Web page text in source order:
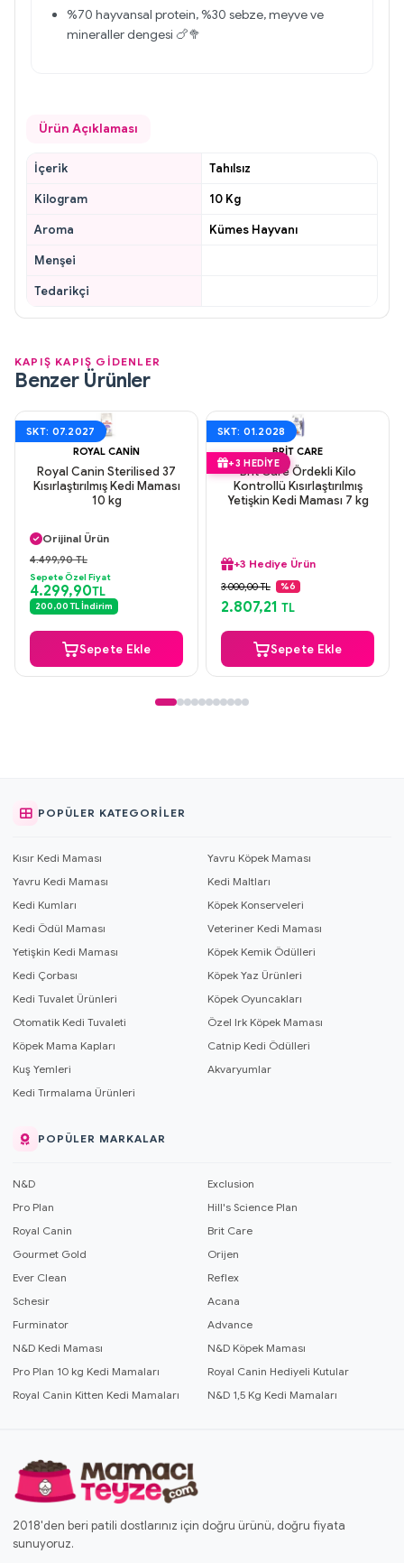
%70 hayvansal protein, %30 sebze, meyve ve
mineraller dengesi 🍗🥦
Ürün Açıklaması
İçerik
Tahılsız
Kilogram
10 Kg
Aroma
Kümes Hayvanı
Menşei
Tedarikçi
KAPIŞ KAPIŞ GİDENLER
Benzer Ürünler
SKT: 07.2027
ROYAL CANIN
Royal Canin Sterilised 37
Kısırlaştırılmış Kedi Maması
10 kg
Orijinal Ürün
Güvenli Ödeme
Aynı Gün Kargo
4.499,90 TL
Sepete Özel Fiyat
4.299,90TL
200,00 TL İndirim
Sepete Ekle
SKT: 01.2028
+3 HEDIYE
BRIT CARE
Brit Care Ördekli Kilo
Kontrollü Kısırlaştırılmış
Yetişkin Kedi Maması 7 kg
+3 Hediye Ürün
Aynı Gün Kargo
Orijinal Ürün
Güvenli Ödeme
3.000,00 TL %6
2.807,21 TL
Sepete Ekle
POPÜLER KATEGORILER
Kısır Kedi Maması
Yavru Köpek Maması
Yavru Kedi Maması
Kedi Maltları
Kedi Kumları
Köpek Konserveleri
Kedi Ödül Maması
Veteriner Kedi Maması
Yetişkin Kedi Maması
Köpek Kemik Ödülleri
Kedi Çorbası
Köpek Yaz Ürünleri
Kedi Tuvalet Ürünleri
Köpek Oyuncakları
Otomatik Kedi Tuvaleti
Özel Irk Köpek Maması
Köpek Mama Kapları
Catnip Kedi Ödülleri
Kuş Yemleri
Akvaryumlar
Kedi Tırmalama Ürünleri
POPÜLER MARKALAR
N&D
Exclusion
Pro Plan
Hill's Science Plan
Royal Canin
Brit Care
Gourmet Gold
Orijen
Ever Clean
Reflex
Schesir
Acana
Furminator
Advance
N&D Kedi Maması
N&D Köpek Maması
Pro Plan 10 kg Kedi Mamaları
Royal Canin Hediyeli Kutular
Royal Canin Kitten Kedi Mamaları
N&D 1,5 Kg Kedi Mamaları
2018'den beri patili dostlarınız için doğru ürünü, doğru fiyata
sunuyoruz.